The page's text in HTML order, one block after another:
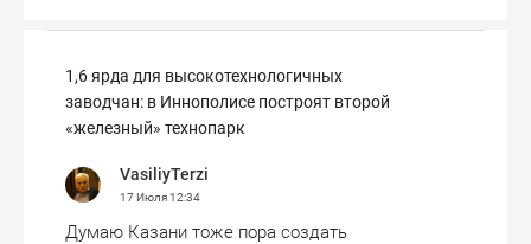
1,6 ярда для высокотехнологичных
заводчан: в Иннополисе построят второй
«железный» технопарк
VasiliyTerzi
17 Июля12:34
Думаю Казани тоже пора создать